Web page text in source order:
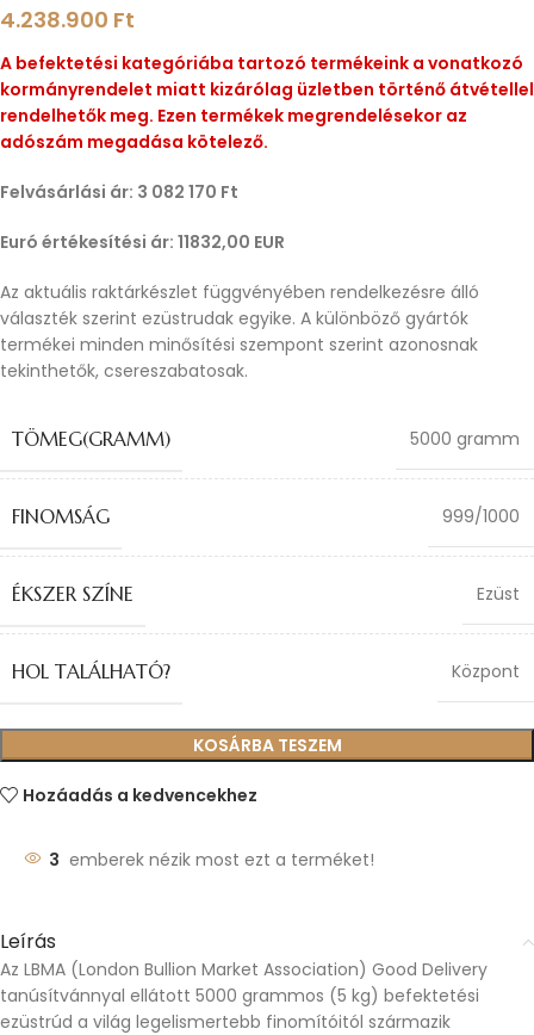
4.238.900 Ft
A befektetési kategóriába tartozó termékeink a vonatkozó
kormányrendelet miatt kizárólag üzletben történő átvétellel
rendelhetők meg. Ezen termékek megrendelésekor az
adószám megadása kötelező.
Felvásárlási ár: 3 082 170 Ft
Euró értékesítési ár: 11832,00 EUR
Az aktuális raktárkészlet függvényében rendelkezésre álló
választék szerint ezüstrudak egyike. A különböző gyártók
termékei minden minősítési szempont szerint azonosnak
tekinthetők, csereszabatosak.
TÖMEG(GRAMM) 5000 gramm
FINOMSÁG 999/1000
ÉKSZER SZÍNE Ezüst
HOL TALÁLHATÓ? Központ
KOSÁRBA TESZEM
Hozáadás a kedvencekhez
3 emberek nézik most ezt a terméket!
Leírás
Az LBMA (London Bullion Market Association) Good Delivery
tanúsítvánnyal ellátott 5000 grammos (5 kg) befektetési
ezüstrúd a világ legelismertebb finomítóitól származik